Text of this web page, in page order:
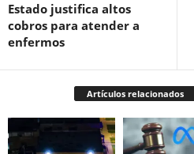
Estado justifica altos
cobros para atender a
enfermos
Artículos relacionados